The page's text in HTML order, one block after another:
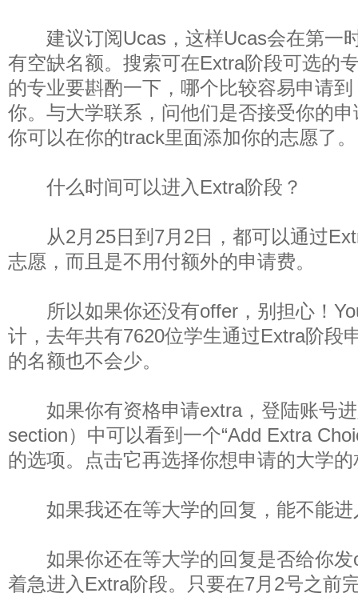
建议订阅Ucas，这样Ucas会在第一
有空缺名额。搜索可在Extra阶段可选的
的专业要斟酌一下，哪个比较容易申请
你。与大学联系，问他们是否接受你的
你可以在你的track里面添加你的志愿了。
什么时间可以进入Extra阶段？
从2月25日到7月2日，都可以通过
志愿，而且是不用付额外的申请费。
所以如果你还没有offer，别担心！
计，去年共有7620位学生通过Extra阶段
的名额也不会少。
如果你有资格申请extra，登陆账号进
section）中可以看到一个“Add Extra
的选项。点击它再选择你想申请的大学
如果我还在等大学的回复，能不能进
如果你还在等大学的回复是否给你发
着急进入Extra阶段。只要在7月2号之前